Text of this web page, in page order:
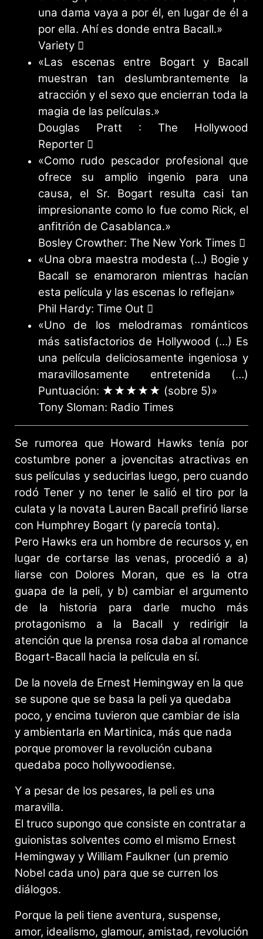
una dama vaya a por él, en lugar de él a
por ella. Ahí es donde entra Bacall.»
Variety
«Las escenas entre Bogart y Bacall
muestran tan deslumbrantemente la
atracción y el sexo que encierran toda la
magia de las películas.»
Douglas Pratt : The Hollywood
Reporter
«Como rudo pescador profesional que
ofrece su amplio ingenio para una
causa, el Sr. Bogart resulta casi tan
impresionante como lo fue como Rick, el
anfitrión de Casablanca.»
Bosley Crowther: The New York Times
«Una obra maestra modesta (…) Bogie y
Bacall se enamoraron mientras hacían
esta película y las escenas lo reflejan»
Phil Hardy: Time Out
«Uno de los melodramas románticos
más satisfactorios de Hollywood (…) Es
una película deliciosamente ingeniosa y
maravillosamente entretenida (…)
Puntuación: ★★★★★ (sobre 5)»
Tony Sloman: Radio Times
Se rumorea que Howard Hawks tenía por
costumbre poner a jovencitas atractivas en
sus películas y seducirlas luego, pero cuando
rodó Tener y no tener le salió el tiro por la
culata y la novata Lauren Bacall prefirió liarse
con Humphrey Bogart (y parecía tonta).
Pero Hawks era un hombre de recursos y, en
lugar de cortarse las venas, procedió a a)
liarse con Dolores Moran, que es la otra
guapa de la peli, y b) cambiar el argumento
de la historia para darle mucho más
protagonismo a la Bacall y redirigir la
atención que la prensa rosa daba al romance
Bogart-Bacall hacia la película en sí.
De la novela de Ernest Hemingway en la que
se supone que se basa la peli ya quedaba
poco, y encima tuvieron que cambiar de isla
y ambientarla en Martinica, más que nada
porque promover la revolución cubana
quedaba poco hollywoodiense.
Y a pesar de los pesares, la peli es una
maravilla.
El truco supongo que consiste en contratar a
guionistas solventes como el mismo Ernest
Hemingway y William Faulkner (un premio
Nobel cada uno) para que se curren los
diálogos.
Porque la peli tiene aventura, suspense,
amor, idealismo, glamour, amistad, revolución